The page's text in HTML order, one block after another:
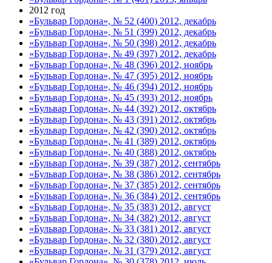
2012 год
«Бульвар Гордона», № 52 (400) 2012, декабрь
«Бульвар Гордона», № 51 (399) 2012, декабрь
«Бульвар Гордона», № 50 (398) 2012, декабрь
«Бульвар Гордона», № 49 (397) 2012, декабрь
«Бульвар Гордона», № 48 (396) 2012, ноябрь
«Бульвар Гордона», № 47 (395) 2012, ноябрь
«Бульвар Гордона», № 46 (394) 2012, ноябрь
«Бульвар Гордона», № 45 (393) 2012, ноябрь
«Бульвар Гордона», № 44 (392) 2012, октябрь
«Бульвар Гордона», № 43 (391) 2012, октябрь
«Бульвар Гордона», № 42 (390) 2012, октябрь
«Бульвар Гордона», № 41 (389) 2012, октябрь
«Бульвар Гордона», № 40 (388) 2012, октябрь
«Бульвар Гордона», № 39 (387) 2012, сентябрь
«Бульвар Гордона», № 38 (386) 2012, сентябрь
«Бульвар Гордона», № 37 (385) 2012, сентябрь
«Бульвар Гордона», № 36 (384) 2012, сентябрь
«Бульвар Гордона», № 35 (383) 2012, август
«Бульвар Гордона», № 34 (382) 2012, август
«Бульвар Гордона», № 33 (381) 2012, август
«Бульвар Гордона», № 32 (380) 2012, август
«Бульвар Гордона», № 31 (379) 2012, август